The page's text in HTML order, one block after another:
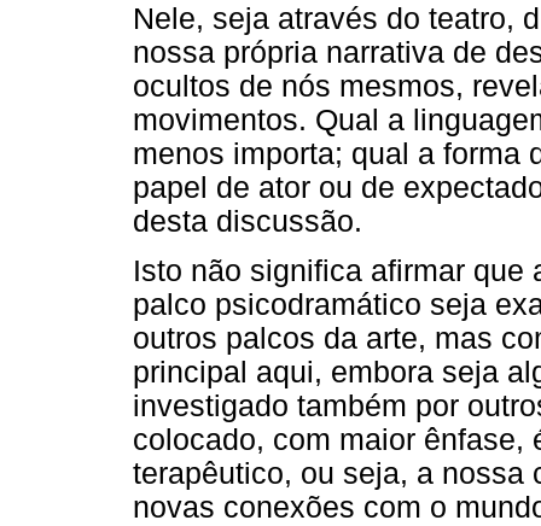
Nele, seja através do teatro,
nossa própria narrativa de
ocultos de nós mesmos,
movimentos. Qual a
menos importa; qual a forma
papel de ator ou de
desta discussão.
Isto não significa afirmar que
palco psicodramático seja
outros palcos da arte, mas
principal aqui, embora seja
investigado também por
colocado, com maior ênfase,
terapêutico, ou seja, a nossa
novas conexões com o